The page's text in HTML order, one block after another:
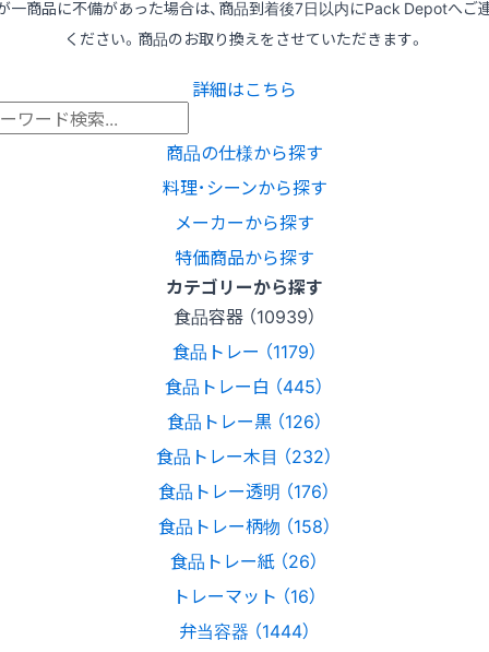
一商品に不備があった場合は、商品到着後7日以内にPack Depotへご
ください。商品のお取り換えをさせていただきます。
詳細はこちら
商品の仕様から探す
料理･シーンから探す
メーカーから探す
特価商品から探す
カテゴリーから探す
食品容器 （10939）
食品トレー （1179）
食品トレー白 （445）
食品トレー黒 （126）
食品トレー木目 （232）
食品トレー透明 （176）
食品トレー柄物 （158）
食品トレー紙 （26）
トレーマット （16）
弁当容器 （1444）